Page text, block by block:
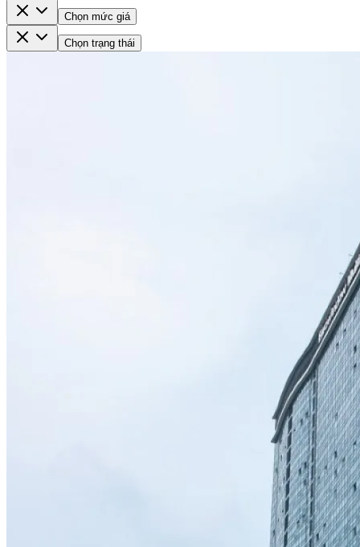
Chọn mức giá
Chọn trạng thái